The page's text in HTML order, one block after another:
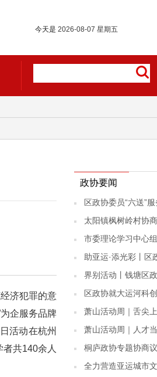
今天是 2026-08-07 星期五
济犯罪的意
企服务品牌
活动在杭州
共140余人
政协要闻
区政协委员“六送”
太阳镇枫树岭村协
市委理论学习中心
助亚运·添光彩丨区
界别活动丨钱塘区
区政协就大运河科
萧山活动周｜舌尖
萧山活动周｜人才
桐庐政协专题协商
全力营造亚运城市